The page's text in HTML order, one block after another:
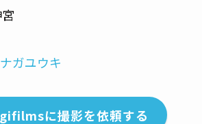
ガユウキ
に撮影を依頼する